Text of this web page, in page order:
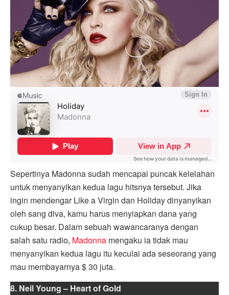
Sepertinya Madonna sudah mencapai puncak kelelahan
untuk menyanyikan kedua lagu hitsnya tersebut. Jika
ingin mendengar Like a Virgin dan Holiday dinyanyikan
oleh sang diva, kamu harus menyiapkan dana yang
cukup besar. Dalam sebuah wawancaranya dengan
salah satu radio, Madonna mengaku ia tidak mau
menyanyikan kedua lagu itu keculai ada seseorang yang
mau membayarnya $ 30 juta.
8. Neil Young – Heart of Gold